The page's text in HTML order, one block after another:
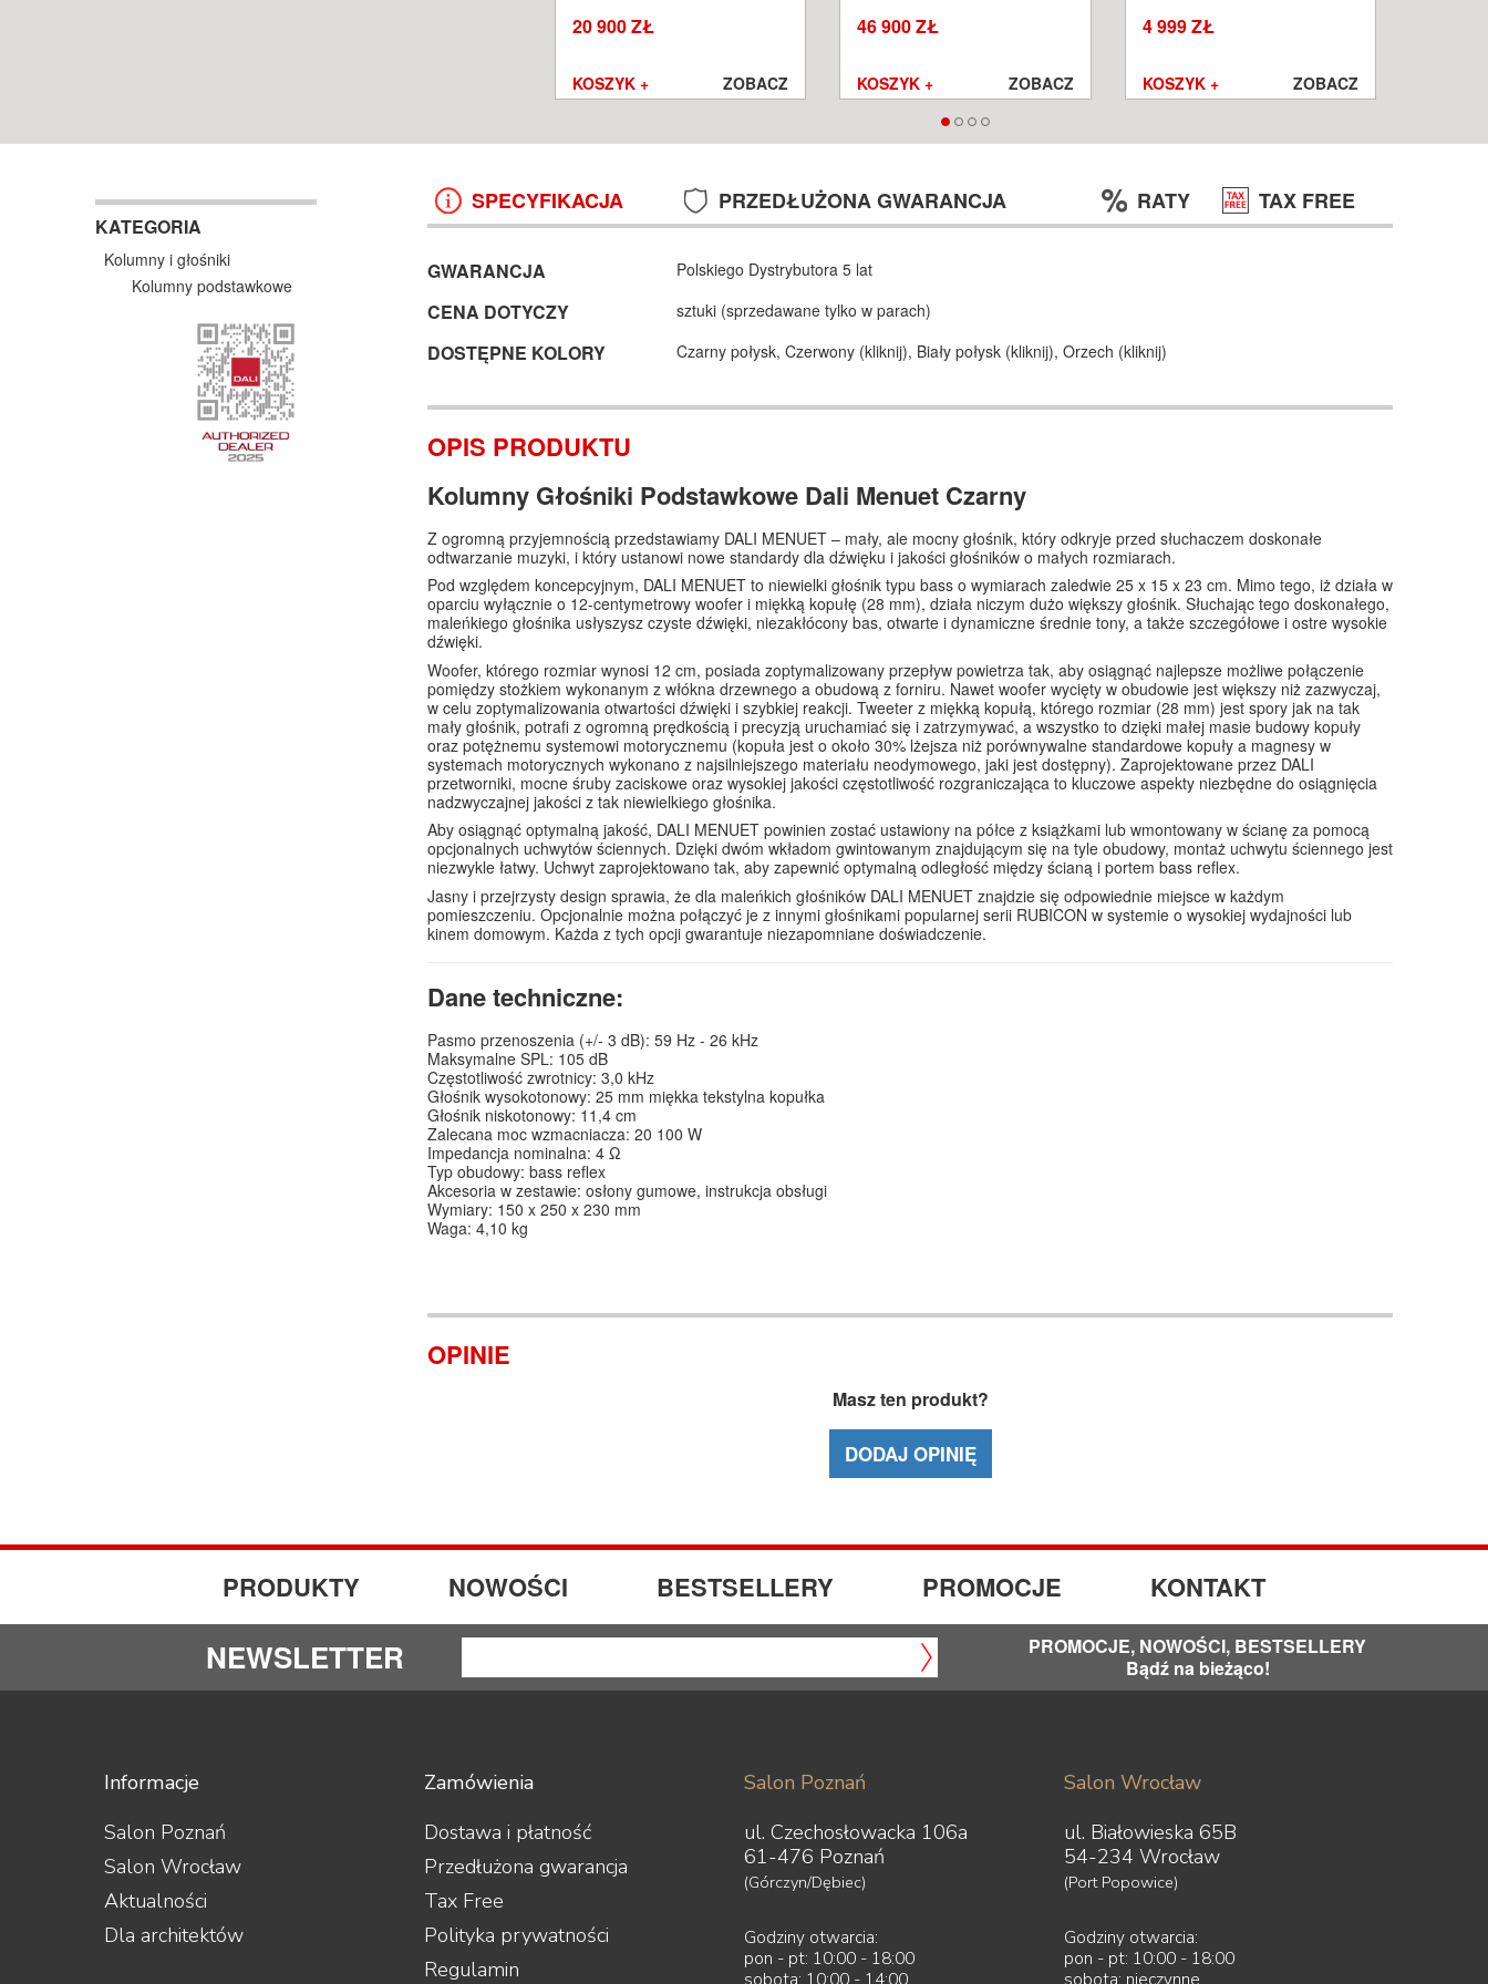
20 900 ZŁ
KOSZYK + ZOBACZ
46 900 ZŁ
KOSZYK + ZOBACZ
4 999 ZŁ
KOSZYK + ZOBACZ
KATEGORIA
Kolumny i głośniki
Kolumny podstawkowe
SPECYFIKACJA PRZEDŁUŻONA GWARANCJA RATY TAX FREE
GWARANCJA Polskiego Dystrybutora 5 lat
CENA DOTYCZY sztuki (sprzedawane tylko w parach)
DOSTĘPNE KOLORY Czarny połysk, Czerwony (kliknij), Biały połysk (kliknij), Orzech (kliknij)
OPIS PRODUKTU
Kolumny Głośniki Podstawkowe Dali Menuet Czarny
Z ogromną przyjemnością przedstawiamy DALI MENUET – mały, ale mocny głośnik, który odkryje przed słuchaczem doskonałe
odtwarzanie muzyki, i który ustanowi nowe standardy dla dźwięku i jakości głośników o małych rozmiarach.
Pod względem koncepcyjnym, DALI MENUET to niewielki głośnik typu bass o wymiarach zaledwie 25 x 15 x 23 cm. Mimo tego, iż działa w
oparciu wyłącznie o 12-centymetrowy woofer i miękką kopułę (28 mm), działa niczym dużo większy głośnik. Słuchając tego doskonałego,
maleńkiego głośnika usłyszysz czyste dźwięki, niezakłócony bas, otwarte i dynamiczne średnie tony, a także szczegółowe i ostre wysokie
dźwięki.
Woofer, którego rozmiar wynosi 12 cm, posiada zoptymalizowany przepływ powietrza tak, aby osiągnąć najlepsze możliwe połączenie
pomiędzy stożkiem wykonanym z włókna drzewnego a obudową z forniru. Nawet woofer wycięty w obudowie jest większy niż zazwyczaj,
w celu zoptymalizowania otwartości dźwięki i szybkiej reakcji. Tweeter z miękką kopułą, którego rozmiar (28 mm) jest spory jak na tak
mały głośnik, potrafi z ogromną prędkością i precyzją uruchamiać się i zatrzymywać, a wszystko to dzięki małej masie budowy kopuły
oraz potężnemu systemowi motorycznemu (kopuła jest o około 30% lżejsza niż porównywalne standardowe kopuły a magnesy w
systemach motorycznych wykonano z najsilniejszego materiału neodymowego, jaki jest dostępny). Zaprojektowane przez DALI
przetworniki, mocne śruby zaciskowe oraz wysokiej jakości częstotliwość rozgraniczająca to kluczowe aspekty niezbędne do osiągnięcia
nadzwyczajnej jakości z tak niewielkiego głośnika.
Aby osiągnąć optymalną jakość, DALI MENUET powinien zostać ustawiony na półce z książkami lub wmontowany w ścianę za pomocą
opcjonalnych uchwytów ściennych. Dzięki dwóm wkładom gwintowanym znajdującym się na tyle obudowy, montaż uchwytu ściennego jest
niezwykle łatwy. Uchwyt zaprojektowano tak, aby zapewnić optymalną odległość między ścianą i portem bass reflex.
Jasny i przejrzysty design sprawia, że dla maleńkich głośników DALI MENUET znajdzie się odpowiednie miejsce w każdym
pomieszczeniu. Opcjonalnie można połączyć je z innymi głośnikami popularnej serii RUBICON w systemie o wysokiej wydajności lub
kinem domowym. Każda z tych opcji gwarantuje niezapomniane doświadczenie.
Dane techniczne:
Pasmo przenoszenia (+/- 3 dB): 59 Hz - 26 kHz
Maksymalne SPL: 105 dB
Częstotliwość zwrotnicy: 3,0 kHz
Głośnik wysokotonowy: 25 mm miękka tekstylna kopułka
Głośnik niskotonowy: 11,4 cm
Zalecana moc wzmacniacza: 20 100 W
Impedancja nominalna: 4 Ω
Typ obudowy: bass reflex
Akcesoria w zestawie: osłony gumowe, instrukcja obsługi
Wymiary: 150 x 250 x 230 mm
Waga: 4,10 kg
OPINIE
Masz ten produkt?
DODAJ OPINIĘ
PRODUKTY NOWOŚCI BESTSELLERY PROMOCJE KONTAKT
NEWSLETTER
PROMOCJE, NOWOŚCI, BESTSELLERY
Bądź na bieżąco!
Informacje
Salon Poznań
Salon Wrocław
Aktualności
Dla architektów
Zamówienia
Dostawa i płatność
Przedłużona gwarancja
Tax Free
Polityka prywatności
Regulamin
Salon Poznań
ul. Czechosłowacka 106a
61-476 Poznań
(Górczyn/Dębiec)
Godziny otwarcia:
pon - pt: 10:00 - 18:00
sobota: 10:00 - 14:00
Salon Wrocław
ul. Białowieska 65B
54-234 Wrocław
(Port Popowice)
Godziny otwarcia:
pon - pt: 10:00 - 18:00
sobota: nieczynne